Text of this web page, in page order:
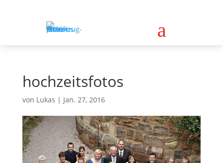
a
hochzeitsfotos
von Lukas | Jan. 27, 2016